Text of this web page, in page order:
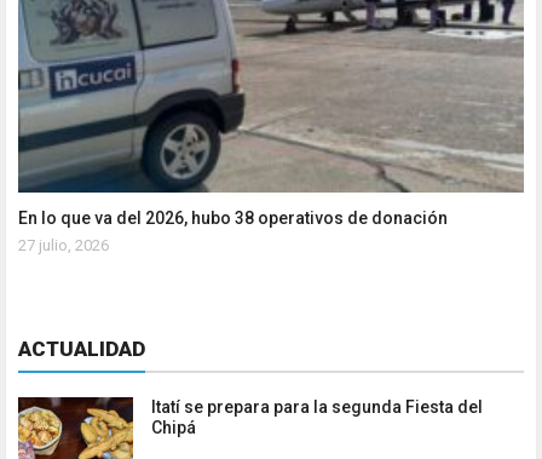
En lo que va del 2026, hubo 38 operativos de donación
27 julio, 2026
ACTUALIDAD
Itatí se prepara para la segunda Fiesta del
Chipá